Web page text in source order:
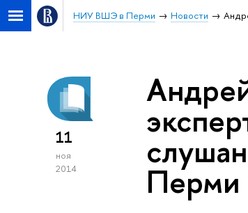
НИУ ВШЭ в Перми Новости
11
ноя
2014
Перми